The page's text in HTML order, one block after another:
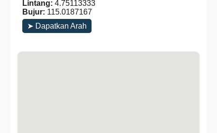
Lintang: 4.75113333
Bujur: 115.0187167
➤ Dapatkan Arah